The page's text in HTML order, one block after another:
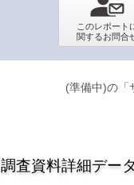
(準備中)の「
調査資料詳細データ